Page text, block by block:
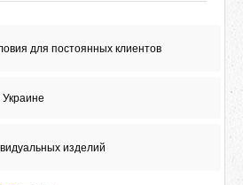
для постоянных клиентов
Украине
изделий